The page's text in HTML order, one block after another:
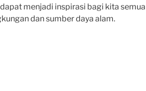
menjadi inspirasi bagi kita semua
dan sumber daya alam.